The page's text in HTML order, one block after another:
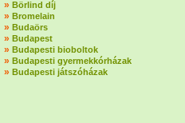
» Börlind díj
» Bromelain
» Budaörs
» Budapest
» Budapesti bioboltok
» Budapesti gyermekkórházak
» Budapesti játszóházak